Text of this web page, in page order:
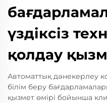
үздіксіз
қолдау
Автоматтық дәнекерлеу
білім беру
қызмет өмірі бойынша